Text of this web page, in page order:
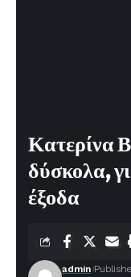
Κατερίνα
δύσκολα,
έξοδα
admin